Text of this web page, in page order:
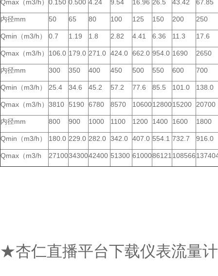
Qmax（m3/h） 0.150 0.500 4.24 9.54 16.96 26.5 43.42 67.85
内径mm 50 65 80 100 125 150 200 250
Qmin（m3/h） 0.7 1.19 1.8 2.82 4.41 6.36 11.3 17.6
Qmax（m3/h） 106.0 179.0 271.0 424.0 662.0 954.0 1690 2650
内径mm 300 350 400 450 500 550 600 700
Qmin（m3/h） 25.4 34.6 45.2 57.2 77.6 85.5 101.0 138.0
Qmax（m3/h） 3810 5190 6780 8570 106001280015200 20700
内径mm 800 900 1000 1100 1200 1400 1600 1800
Qmin（m3/h） 180.0 229.0 282.0 342.0 407.0 554.1 732.7 916.0
Qmax（m3/h 271003430042400 51300 6100086121 108566
★杏仁直播平台下载仪表流量